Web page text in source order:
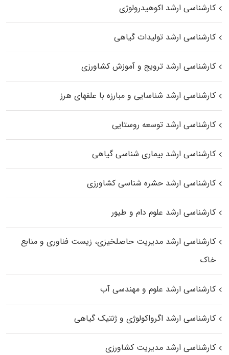
کارشناسی ارشد اکوهیدرولوژی
کارشناسی ارشد تولیدات گیاهی
کارشناسی ارشد ترویج و آموزش کشاورزی
کارشناسی ارشد شناسایی و مبارزه با علفهای هرز
کارشناسی ارشد توسعه روستایی
کارشناسی ارشد بیماری‌ شناسی گیاهی
کارشناسی ارشد حشره‌ شناسی کشاورزی
کارشناسی ارشد علوم دام و طیور
کارشناسی ارشد مدیریت حاصلخیزی، زیست فناوری و منابع
خاک
کارشناسی ارشد علوم و مهندسی آب
کارشناسی ارشد اگرواکولوژی و ژنتیک گیاهی
کارشناسی ارشد مدیریت کشاورزی